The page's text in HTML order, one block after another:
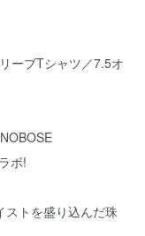
ーブTシャツ／7.5オ
ボ!
ストを盛り込んだ珠